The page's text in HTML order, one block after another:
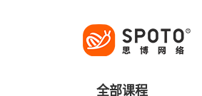
全部课程